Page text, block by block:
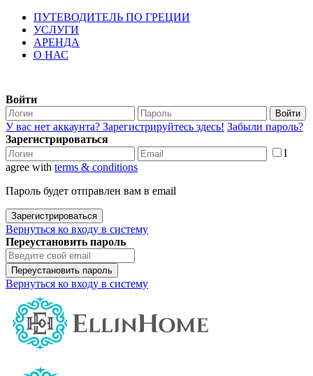
ПУТЕВОДИТЕЛЬ ПО ГРЕЦИИ
УСЛУГИ
АРЕНДА
О НАС
Войти
Войти
У вас нет аккаунта? Зарегистрируйтесь здесь! Забыли пароль?
Зарегистрироваться
I
agree with terms & conditions
Пароль будет отправлен вам в email
Зарегистрироваться
Вернуться ко входу в систему
Переустановить пароль
Переустановить пароль
Вернуться ко входу в систему